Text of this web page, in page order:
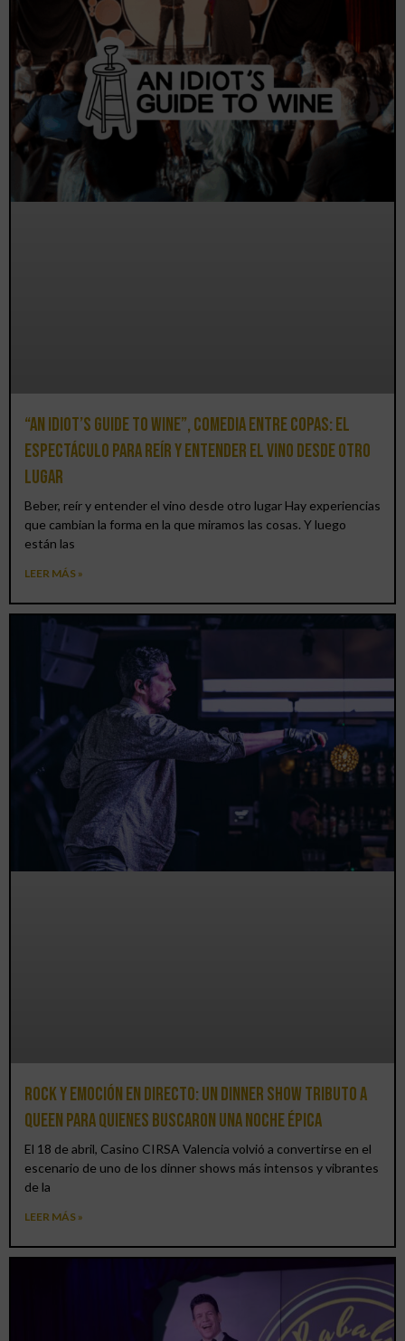
“An Idiot’s Guide to Wine”, comedia entre copas: el
espectáculo para reír y entender el vino desde otro
lugar
Beber, reír y entender el vino desde otro lugar Hay experiencias
que cambian la forma en la que miramos las cosas. Y luego
están las
LEER MÁS »
Rock y emoción en directo: un Dinner Show Tributo a
Queen para quienes buscaron una noche épica
El 18 de abril, Casino CIRSA Valencia volvió a convertirse en el
escenario de uno de los dinner shows más intensos y vibrantes
de la
LEER MÁS »